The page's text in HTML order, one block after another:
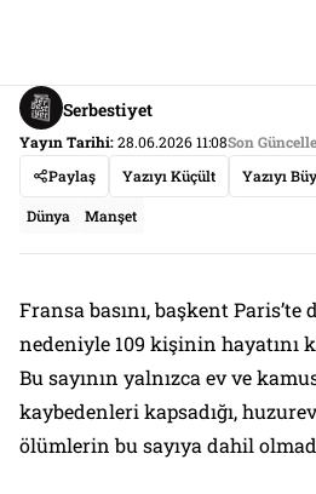
Serbestiyet
Yayın Tarihi:28.06.2026 11:08Son
Paylaş
Yazıyı Küçült Yazıyı
Dünya Manşet
Fransa basını, başkent Paris’te
nedeniyle 109 kişinin hayatını
Bu sayının yalnızca ev ve
kaybedenleri kapsadığı,
ölümlerin bu sayıya dahil